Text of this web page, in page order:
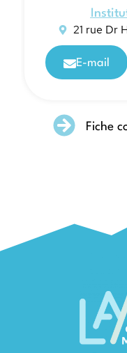
21 rue Dr
E-mail
Fiche